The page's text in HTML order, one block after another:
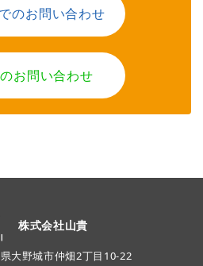
のお問い合わせ
お問い合わせ
株式会社山貴
大野城市仲畑2丁目10-22